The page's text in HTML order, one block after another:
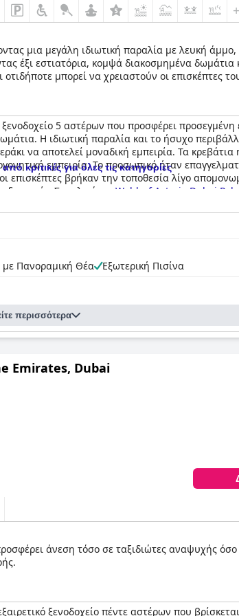
μια μεγάλη ιδιωτική παραλία με λευκή
έξι εστιατόρια, κομψά διακοσμημένα δωμάτια
μπορεί να χρειαστούν οι επισκέπτες
ξενοδοχείο 5 αστέρων που προσφέρει
Η ιδιωτική παραλία και το ήσυχο
να αποτελεί μοναδική εμπειρία. Τα
εμπειρία. Το προσωπικό ήταν
επισκέπτες βρήκαν την τοποθεσία λίγο
Συνολικά, το Waldorf Astoria Dubai
επιλογή για όσους αναζητούν αξέχαστες
κριτικές για όλες τις κατηγορίες
με Πανοραμική Θέα
Εξωτερική Πισίνα
περισσότερα
Emirates, Dubai
άνεση τόσο σε ταξιδιώτες αναψυχής όσο
ξενοδοχείο πέντε αστέρων που